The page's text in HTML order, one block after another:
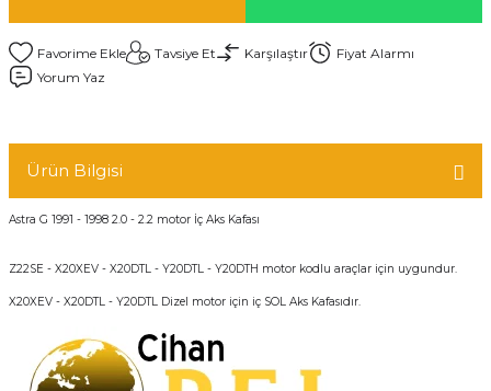
Tavsiye Et Karşılaştır
Fiyat Alarmı
Yorum Yaz
Ürün Bilgisi
Astra G 1991 - 1998 2.0 - 2.2 motor İç Aks Kafası
Z22SE - X20XEV - X20DTL - Y20DTL - Y20DTH motor kodlu araçlar için uygundur.
X20XEV - X20DTL - Y20DTL Dizel motor için iç SOL Aks Kafasıdır.